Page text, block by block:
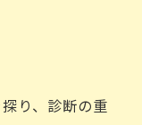
り、診断の重